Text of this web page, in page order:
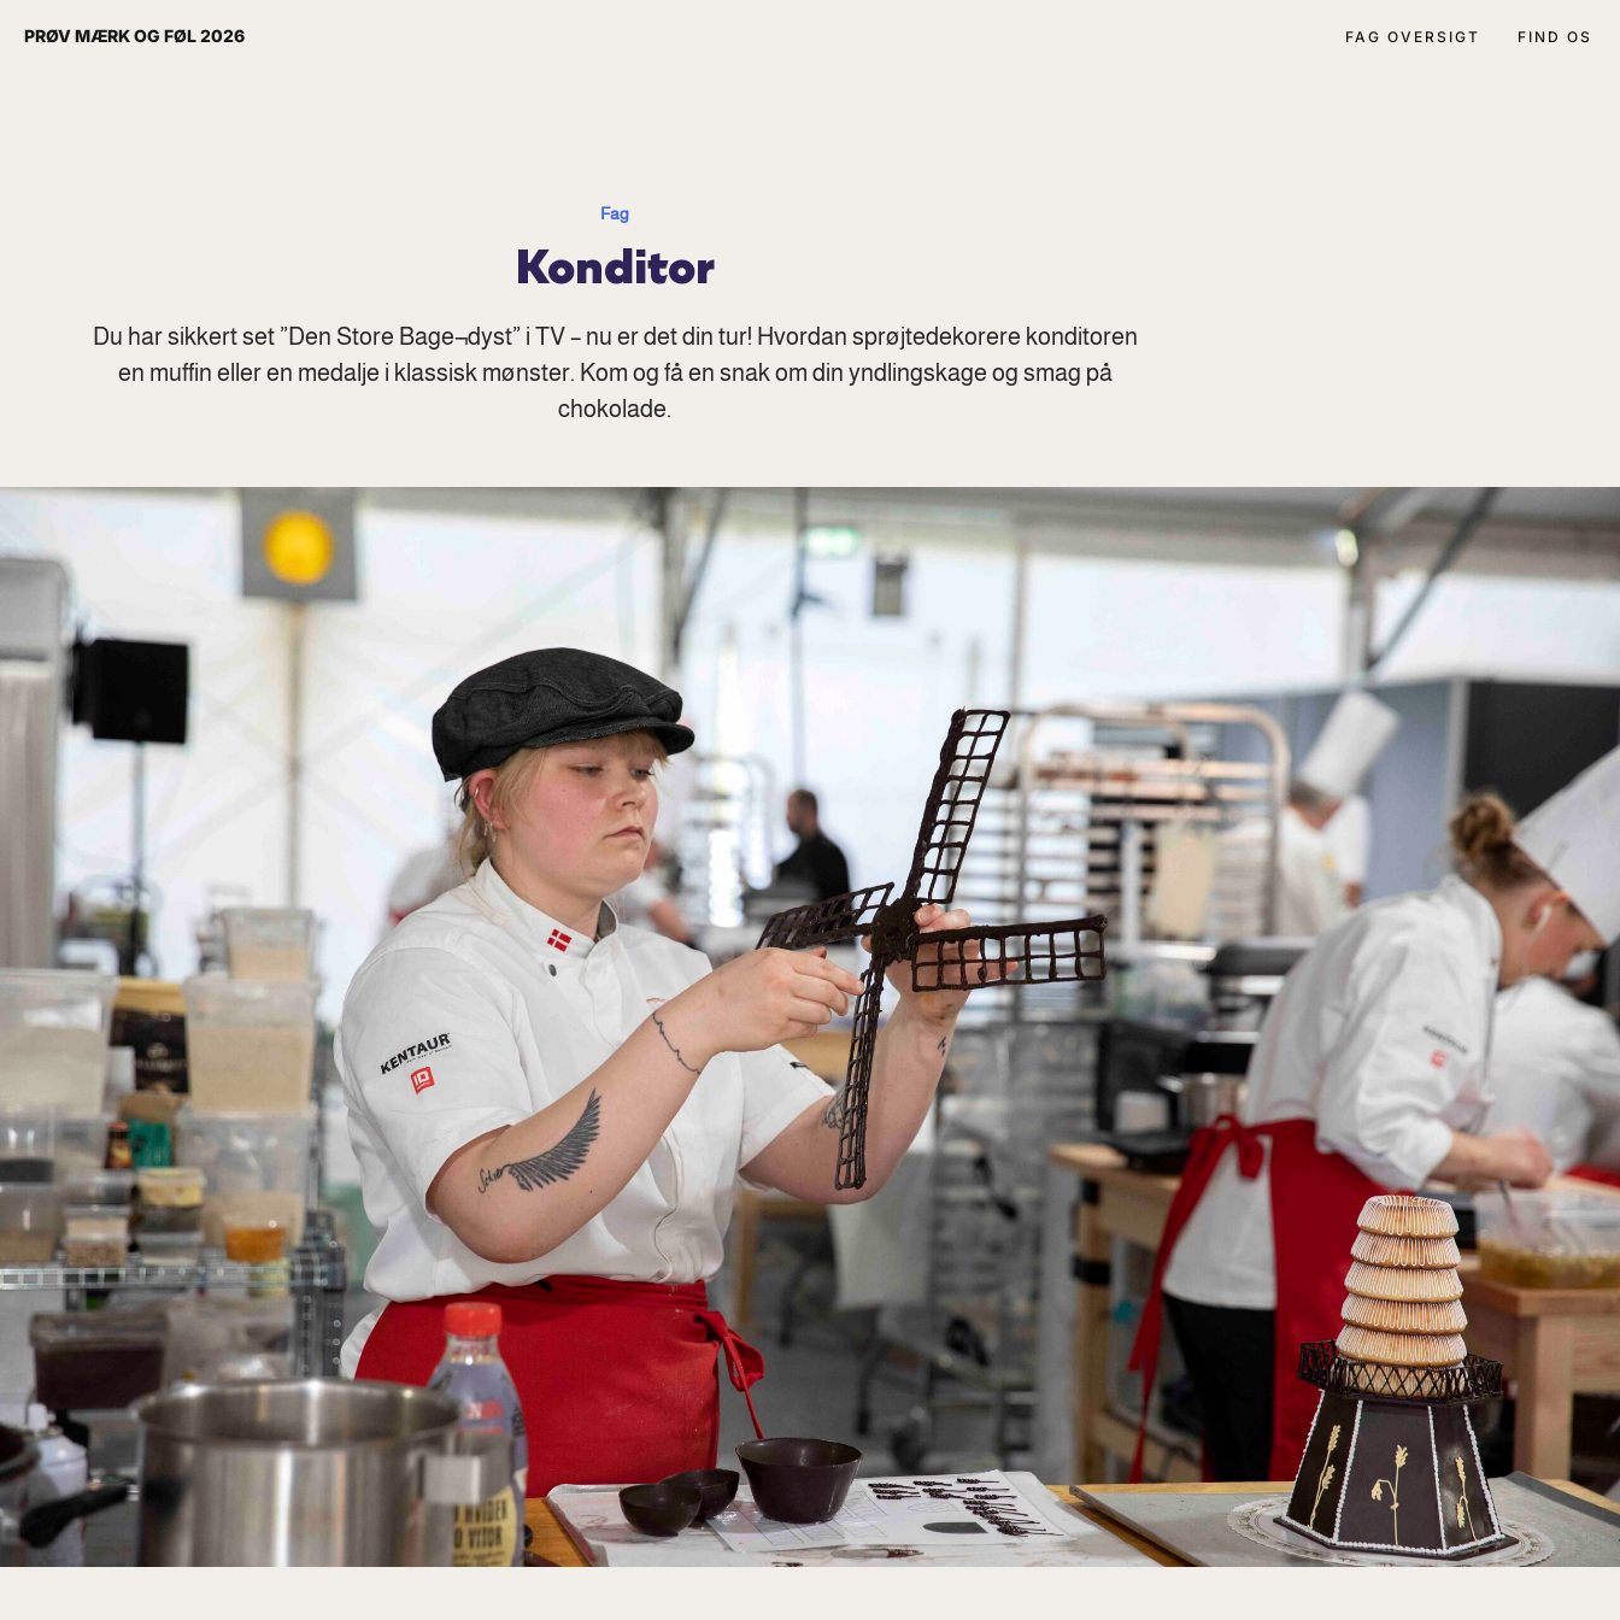
PRØV MÆRK OG FØL 2026 FAG OVERSIGT FIND OS
Fag
Konditor
Du har sikkert set ”Den Store Bage¬dyst” i TV – nu er det din tur! Hvordan sprøjtedekorere konditoren
en muffin eller en medalje i klassisk mønster. Kom og få en snak om din yndlingskage og smag på
chokolade.